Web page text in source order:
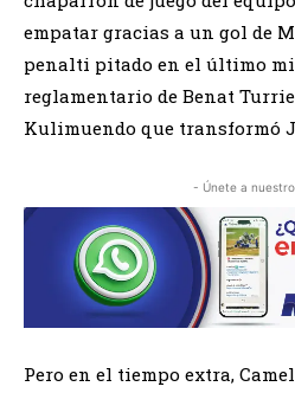
empatar gracias a un gol de
penalti pitado en el último
reglamentario de Benat
Kulimuendo que transformó
- Únete a
Pero en el tiempo extra,